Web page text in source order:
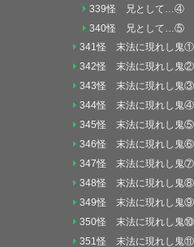
339怪 兄として…④
340怪 兄として…⑤
341怪 末法に現れし鬼①
342怪 末法に現れし鬼②
343怪 末法に現れし鬼③
344怪 末法に現れし鬼④
345怪 末法に現れし鬼⑤
346怪 末法に現れし鬼⑥
347怪 末法に現れし鬼⑦
348怪 末法に現れし鬼⑧
349怪 末法に現れし鬼⑨
350怪 末法に現れし鬼⑩
351怪 末法に現れし鬼⑪